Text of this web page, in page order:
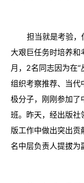
担当就是考验，
大艰巨任务时培养
月，2名同志因为在
组织考察推荐、当代
极分子，刚刚参加了
班。昨天，经出版社
版工作中做出突出贡
名中层负责人提拔为